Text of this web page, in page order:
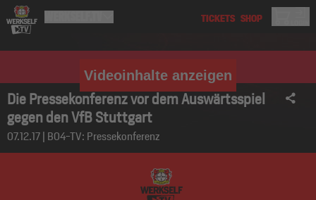
Videoinhalte anzeigen
Die Pressekonferenz vor dem Auswärtsspiel
gegen den VfB Stuttgart
07.12.17 | B04-TV: Pressekonferenz